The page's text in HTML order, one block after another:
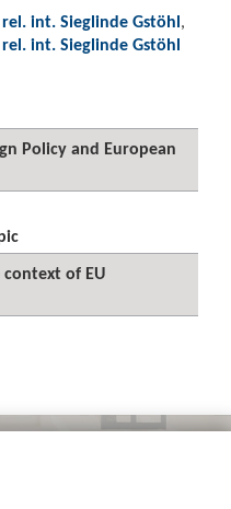
int. Sieglinde Gstöhl,
int. Sieglinde Gstöhl
Policy and European
of EU